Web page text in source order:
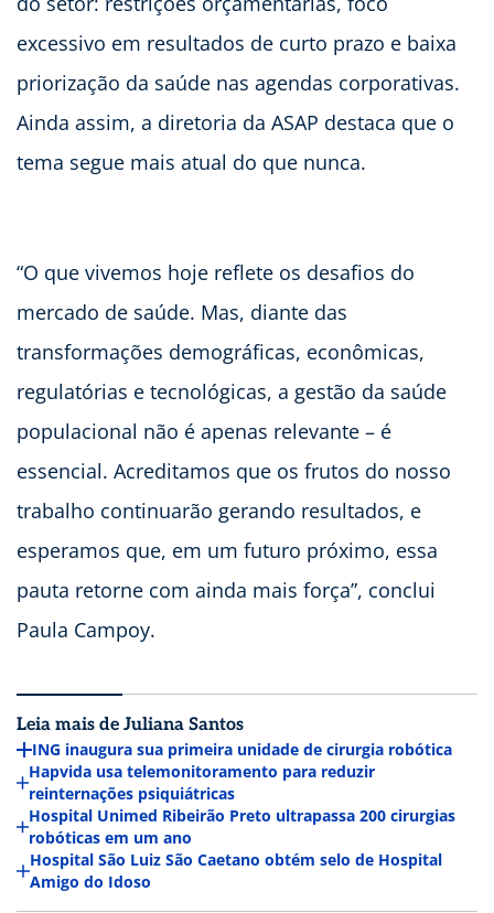
excessivo em resultados de curto prazo e baixa
priorização da saúde nas agendas corporativas.
Ainda assim, a diretoria da ASAP destaca que o
tema segue mais atual do que nunca.
“O que vivemos hoje reflete os desafios do
mercado de saúde. Mas, diante das
transformações demográficas, econômicas,
regulatórias e tecnológicas, a gestão da saúde
populacional não é apenas relevante – é
essencial. Acreditamos que os frutos do nosso
trabalho continuarão gerando resultados, e
esperamos que, em um futuro próximo, essa
pauta retorne com ainda mais força”, conclui
Paula Campoy.
Leia mais de Juliana Santos
ING inaugura sua primeira unidade de cirurgia robótica
Hapvida usa telemonitoramento para reduzir
reinternações psiquiátricas
Hospital Unimed Ribeirão Preto ultrapassa 200 cirurgias
robóticas em um ano
Hospital São Luiz São Caetano obtém selo de Hospital
Amigo do Idoso